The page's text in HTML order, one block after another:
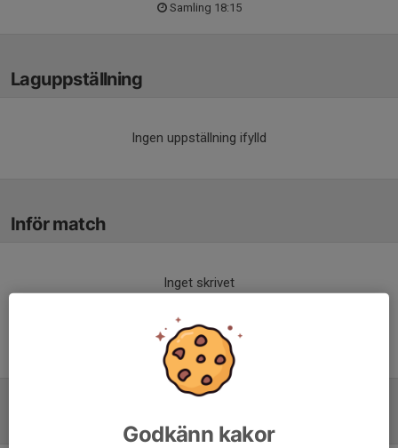
Samling 18:15
Laguppställning
Ingen uppställning ifylld
Inför match
Inget skrivet
Godkänn kakor